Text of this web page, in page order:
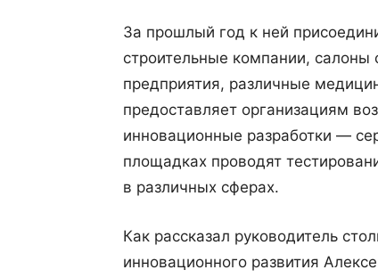
За прошлый год к ней
строительные компании,
предприятия, различные
предоставляет организациям
инновационные разработки —
площадках проводят
в различных сферах.
Как рассказал руководитель
инновационного развития